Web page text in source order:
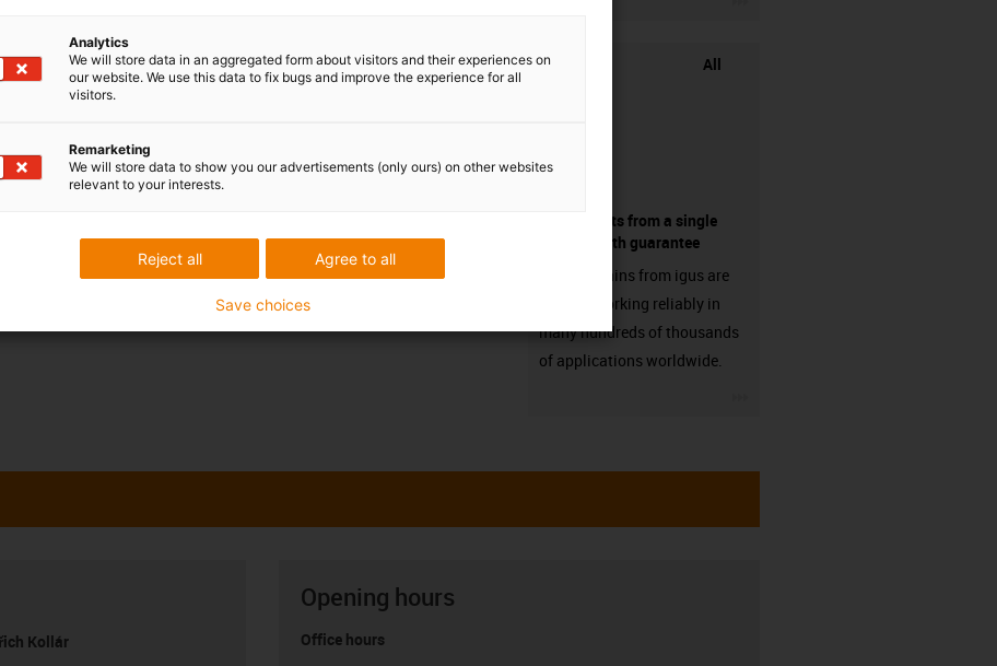
All
components from a single
source - with guarantee
Energy chains from igus are
already working reliably in
many hundreds of thousands
of applications worldwide.
Kollár
Opening hours
Office hours
Analytics
We will store data in an aggregated form about visitors and their experiences on
our website. We use this data to fix bugs and improve the experience for all
visitors.
Remarketing
We will store data to show you our advertisements (only ours) on other websites
relevant to your interests.
Agree to all
Reject all
Save choices